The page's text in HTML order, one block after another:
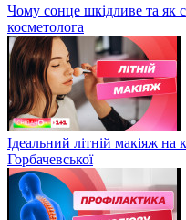
Чому сонце шкідливе та як
косметолога
Ідеальний літній макіяж на
Горбачевської